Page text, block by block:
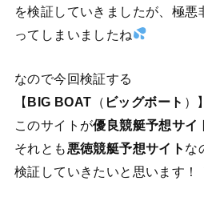
を検証していきましたが、極悪
ってしまいましたね
なので今回検証する
【BIG BOAT （ ビッグボート ）】
このサイトが優良競艇予想サイ
それとも 悪徳競艇予想サイト な
検証していきたいと思います！